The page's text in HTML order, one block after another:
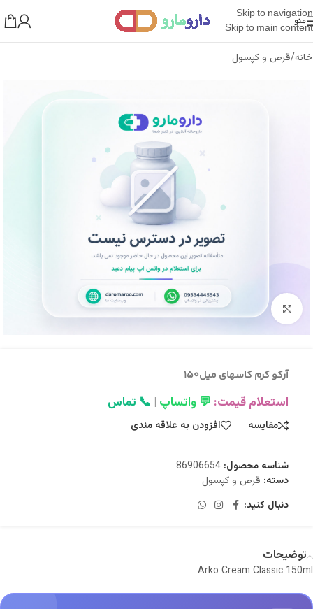
Skip to navigation
Skip to main content
منو
خانه/قرص و کپسول
بزرگنمایی تصویر
آرکو کرم کاسهاي ميل150
استعلام قیمت: 💬 واتساپ | 📞 تماس
مقایسه افزودن به علاقه مندی
شناسه محصول: 86906654
دسته: قرص و کپسول
دنبال کنید:
توضیحات
Arko Cream Classic 150ml